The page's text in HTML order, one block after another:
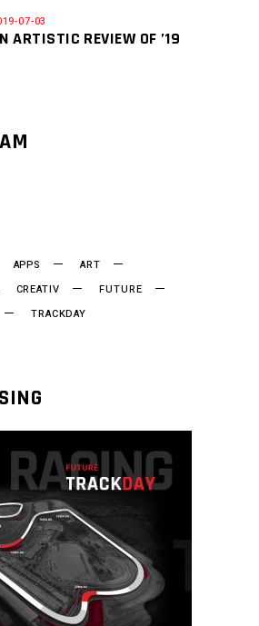
07-03
ARTISTIC REVIEW OF ’19
APPS
ART
CREATIV
FUTURE
TRACKDAY